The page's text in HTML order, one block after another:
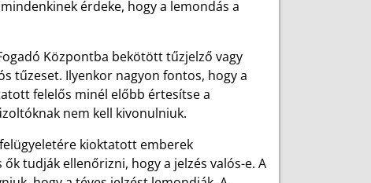
érdeke, hogy a lemondás a
Központba bekötött tűzjelző vagy
tűzeset. Ilyenkor nagyon fontos, hogy a
felelős minél előbb értesítse a
nem kell kivonulniuk.
kioktatott emberek
tudják ellenőrizni, hogy a jelzés valós-e. A